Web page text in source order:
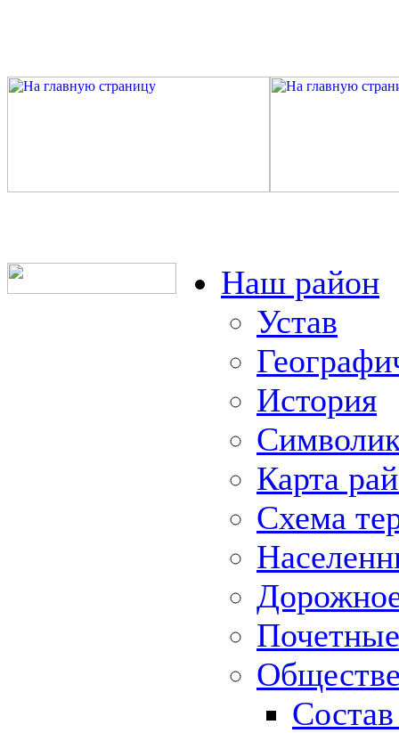
Наш район
Устав
История
Карта
Схема